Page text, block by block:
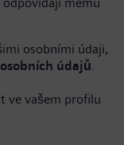
osobními údaji,
údajů.
ve vašem profilu